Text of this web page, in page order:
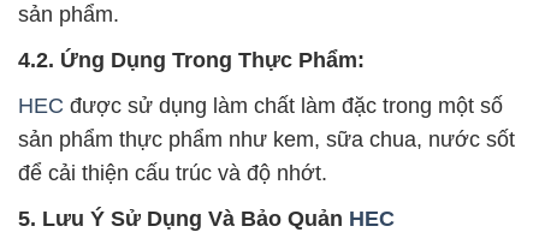
sản phẩm.
4.2. Ứng Dụng Trong Thực Phẩm:
HEC được sử dụng làm chất làm đặc trong một số
sản phẩm thực phẩm như kem, sữa chua, nước sốt
để cải thiện cấu trúc và độ nhớt.
5. Lưu Ý Sử Dụng Và Bảo Quản HEC